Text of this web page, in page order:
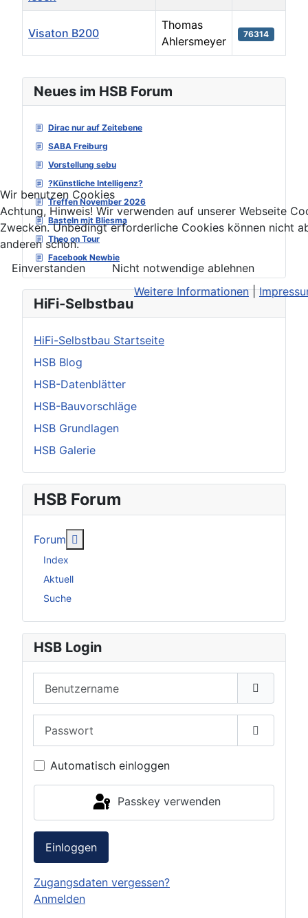
Neues im HSB Forum
Dirac nur auf Zeitebene
SABA Freiburg
Vorstellung sebu
?Künstliche Intelligenz?
Treffen November 2026
Basteln mit Bliesma
Theo on Tour
Facebook Newbie
HiFi-Selbstbau
HiFi-Selbstbau Startseite
HSB Blog
HSB-Datenblätter
HSB-Bauvorschläge
HSB Grundlagen
HSB Galerie
HSB Forum
Forum
Index
Aktuell
Suche
HSB Login
Passwort
Automatisch einloggen
Passkey verwenden
Einloggen
Zugangsdaten vergessen?
Anmelden
Visaton B200
Thomas
Ahlersmeyer
76314
Wir benutzen Cookies
Achtung, Hinweis! Wir verwenden auf unserer Webseite
Zwecken. Unbedingt erforderliche Cookies können nicht
anderen schon.
Einverstanden
Nicht notwendige ablehnen
Weitere Informationen|